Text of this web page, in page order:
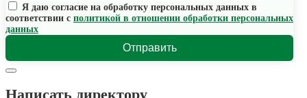
Я даю согласие на обработку персональных данных в
соответствии с политикой в отношении обработки персональных
данных
Отправить
Написать директору